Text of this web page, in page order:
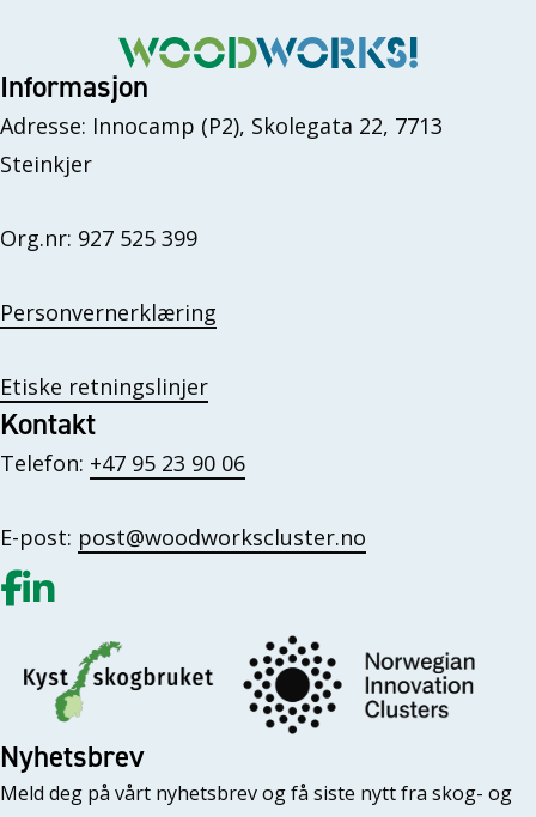
Informasjon
Adresse: Innocamp (P2), Skolegata 22, 7713
Steinkjer
Org.nr: 927 525 399
Personvernerklæring
Etiske retningslinjer
Kontakt
Telefon: +47 95 23 90 06
E-post: post@woodworkscluster.no
Gå til vår Facebook
Gå til vår LinkedIn
Nyhetsbrev
Meld deg på vårt nyhetsbrev og få siste nytt fra skog- og